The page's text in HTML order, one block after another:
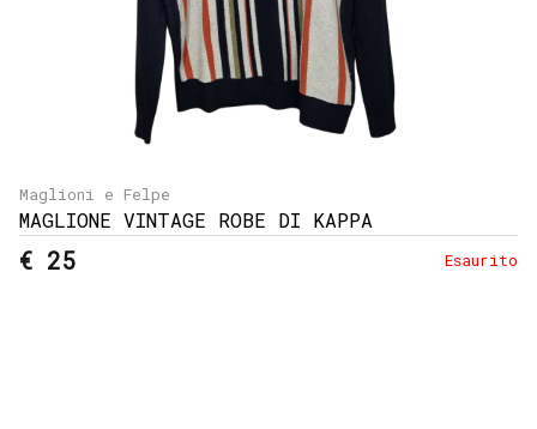
Maglioni e Felpe
MAGLIONE VINTAGE ROBE DI KAPPA
€ 25 Esaurito